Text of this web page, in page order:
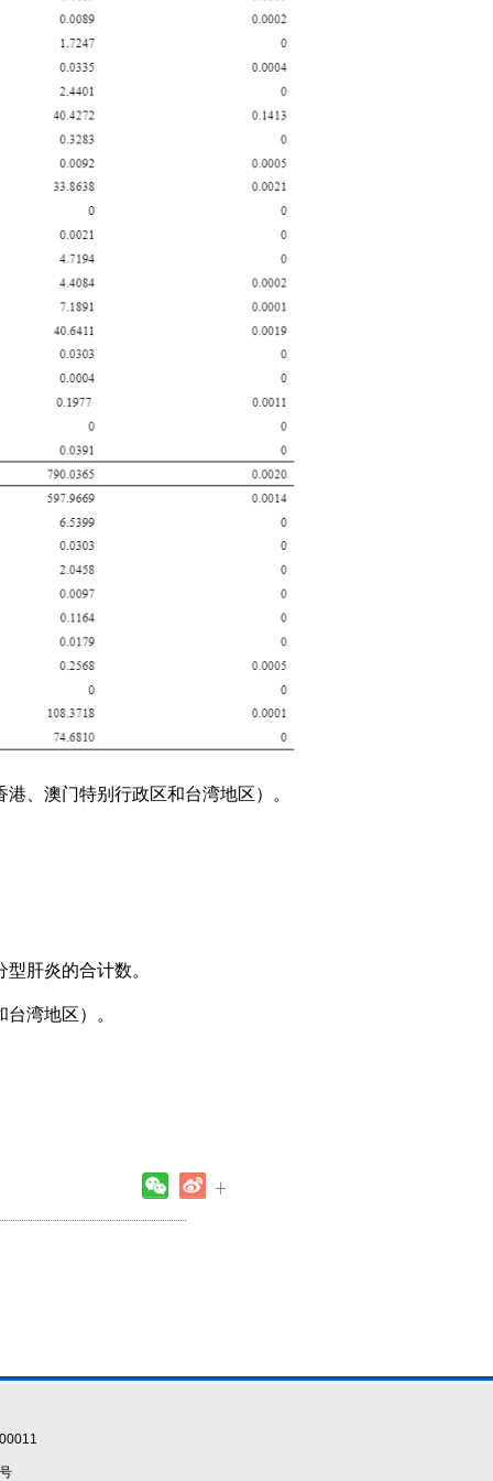
、澳门特别行政区和台湾地区）。
肝炎的合计数。
湾地区）。